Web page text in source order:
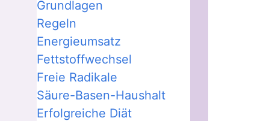
Grundlagen
Regeln
Energieumsatz
Fettstoffwechsel
Freie Radikale
Säure-Basen-Haushalt
Erfolgreiche Diät